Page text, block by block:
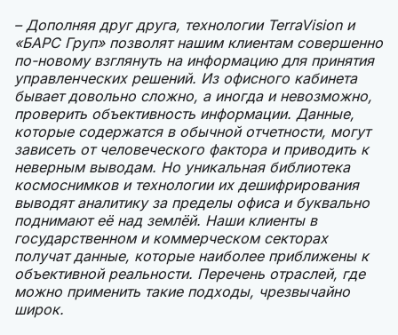
– Дополняя друг друга, технологии TerraVision и
«БАРС Груп» позволят нашим клиентам совершенно
по-новому взглянуть на информацию для принятия
управленческих решений. Из офисного кабинета
бывает довольно сложно, а иногда и невозможно,
проверить объективность информации. Данные,
которые содержатся в обычной отчетности, могут
зависеть от человеческого фактора и приводить к
неверным выводам. Но уникальная библиотека
космоснимков и технологии их дешифрирования
выводят аналитику за пределы офиса и буквально
поднимают её над землёй. Наши клиенты в
государственном и коммерческом секторах
получат данные, которые наиболее приближены к
объективной реальности. Перечень отраслей, где
можно применить такие подходы, чрезвычайно
широк.